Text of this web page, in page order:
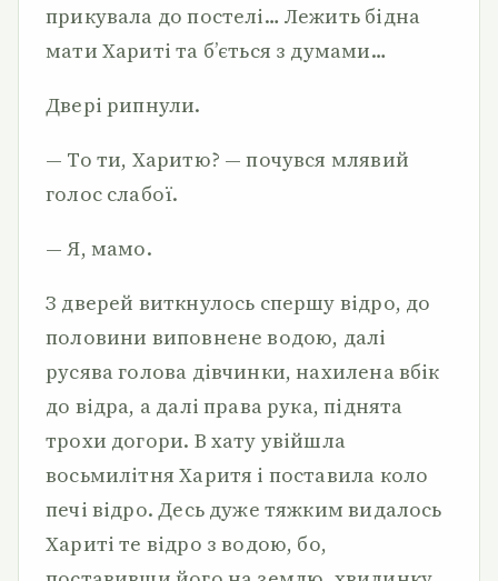
прикувала до постелі… Лежить бідна
мати Хариті та б’ється з думами…
Двері рипнули.
— То ти, Харитю? — почувся млявий
голос слабої.
— Я, мамо.
З дверей виткнулось спершу відро, до
половини виповнене водою, далі
русява голова дівчинки, нахилена вбік
до відра, а далі права рука, піднята
трохи догори. В хату увійшла
восьмилітня Харитя і поставила коло
печі відро. Десь дуже тяжким видалось
Хариті те відро з водою, бо,